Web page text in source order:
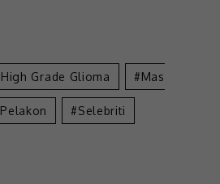
High Grade Glioma Mas
Pelakon Selebriti